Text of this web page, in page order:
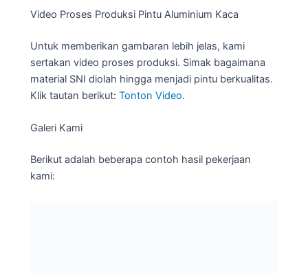
Video Proses Produksi Pintu Aluminium Kaca
Untuk memberikan gambaran lebih jelas, kami
sertakan video proses produksi. Simak bagaimana
material SNI diolah hingga menjadi pintu berkualitas.
Klik tautan berikut: Tonton Video.
Galeri Kami
Berikut adalah beberapa contoh hasil pekerjaan
kami: